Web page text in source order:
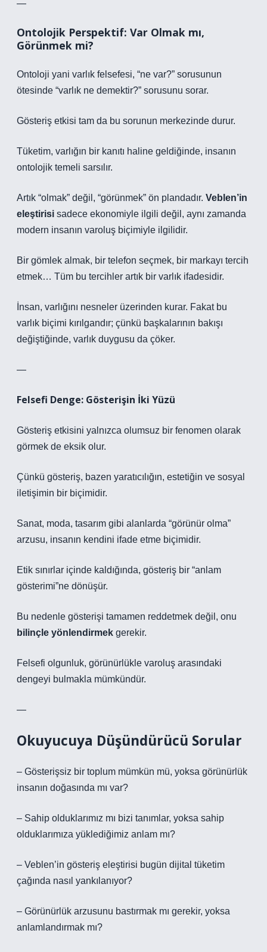
—
Ontolojik Perspektif: Var Olmak mı,
Görünmek mi?
Ontoloji yani varlık felsefesi, “ne var?” sorusunun
ötesinde “varlık ne demektir?” sorusunu sorar.
Gösteriş etkisi tam da bu sorunun merkezinde durur.
Tüketim, varlığın bir kanıtı haline geldiğinde, insanın
ontolojik temeli sarsılır.
Artık “olmak” değil, “görünmek” ön plandadır. Veblen’in
eleştirisi sadece ekonomiyle ilgili değil, aynı zamanda
modern insanın varoluş biçimiyle ilgilidir.
Bir gömlek almak, bir telefon seçmek, bir markayı tercih
etmek… Tüm bu tercihler artık bir varlık ifadesidir.
İnsan, varlığını nesneler üzerinden kurar. Fakat bu
varlık biçimi kırılgandır; çünkü başkalarının bakışı
değiştiğinde, varlık duygusu da çöker.
—
Felsefi Denge: Gösterişin İki Yüzü
Gösteriş etkisini yalnızca olumsuz bir fenomen olarak
görmek de eksik olur.
Çünkü gösteriş, bazen yaratıcılığın, estetiğin ve sosyal
iletişimin bir biçimidir.
Sanat, moda, tasarım gibi alanlarda “görünür olma”
arzusu, insanın kendini ifade etme biçimidir.
Etik sınırlar içinde kaldığında, gösteriş bir “anlam
gösterimi”ne dönüşür.
Bu nedenle gösterişi tamamen reddetmek değil, onu
bilinçle yönlendirmek gerekir.
Felsefi olgunluk, görünürlükle varoluş arasındaki
dengeyi bulmakla mümkündür.
—
Okuyucuya Düşündürücü Sorular
– Gösterişsiz bir toplum mümkün mü, yoksa görünürlük
insanın doğasında mı var?
– Sahip olduklarımız mı bizi tanımlar, yoksa sahip
olduklarımıza yüklediğimiz anlam mı?
– Veblen’in gösteriş eleştirisi bugün dijital tüketim
çağında nasıl yankılanıyor?
– Görünürlük arzusunu bastırmak mı gerekir, yoksa
anlamlandırmak mı?